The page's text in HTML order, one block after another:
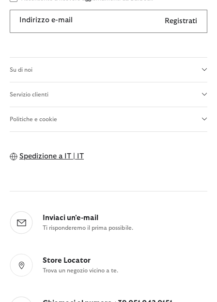
Indirizzo e-mail Registrati
Su di noi
Servizio clienti
Politiche e cookie
Spedizione a IT | IT
Inviaci un'e-mail
Ti risponderemo il prima possibile.
Store Locator
Trova un negozio vicino a te.